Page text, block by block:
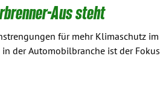
Aus steht
für mehr Klimaschutz im
in der Automobilbranche ist der Fokus